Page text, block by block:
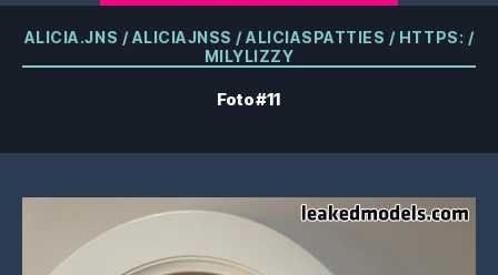
Categorías
ALICIA.JNS / ALICIAJNSS / ALICIASPATTIES / HTTPS: /
MILYLIZZY
Foto #11